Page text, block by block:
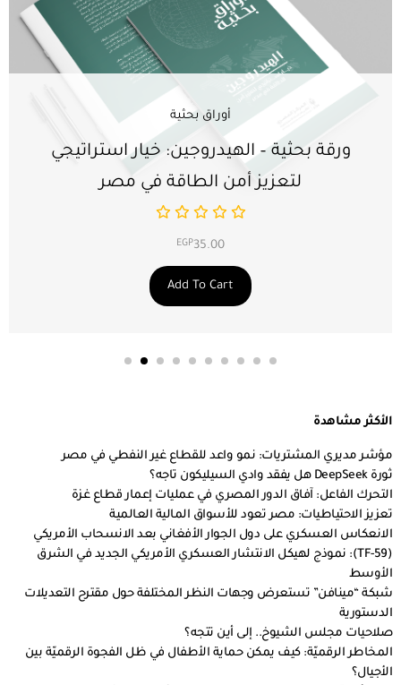
أوراق بحثية
ورقة بحثية – الهيدروجين: خيار استراتيجي
لتعزيز أمن الطاقة في مصر
EGP35.00
Add To Cart
الأكثر مشاهدة
مؤشر مديري المشتريات: نمو واعد للقطاع غير النفطي في مصر
ثورة DeepSeek هل يفقد وادي السيليكون تاجه؟
التحرك الفاعل: آفاق الدور المصري في عمليات إعمار قطاع غزة
تعزيز الاحتياطيات: مصر تعود للأسواق المالية العالمية
الانعكاس العسكري على دول الجوار الأفغاني بعد الانسحاب الأمريكي
(TF-59): نموذج لهيكل الانتشار العسكري الأمريكي الجديد في الشرق
الأوسط
شبكة “مينافن” تستعرض وجهات النظر المختلفة حول مقترح التعديلات
الدستورية
صلاحيات مجلس الشيوخ.. إلى أين تتجه؟
المخاطر الرقميّة: كيف يمكن حماية الأطفال في ظل الفجوة الرقميّة بين
الأجيال؟